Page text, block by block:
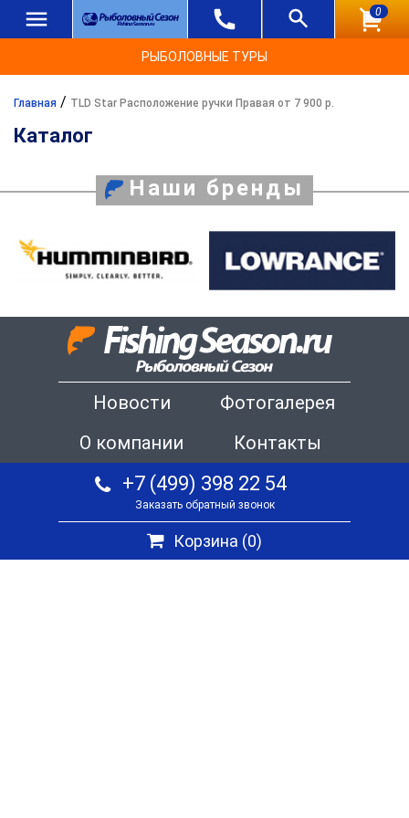
0
РЫБОЛОВНЫЕ ТУРЫ
Главная / TLD Star Расположение ручки Правая от 7 900 р.
Каталог
Наши бренды
Новости
Фотогалерея
О компании
Контакты
+7 (499) 398 22 54
Заказать обратный звонок
Корзина (0)